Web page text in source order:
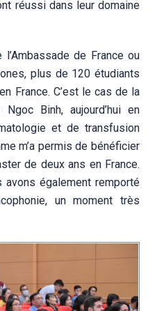
réussi dans leur domaine
l’Ambassade de France ou
plus de 120 étudiants
France. C’est le cas de la
Binh, aujourd’hui en
et de transfusion
m’a permis de bénéficier
de deux ans en France.
avons également remporté
un moment très